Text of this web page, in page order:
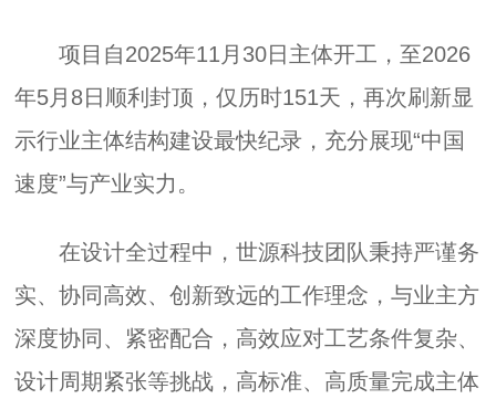
项目自2025年11月30日主体开工，至2026
年5月8日顺利封顶，仅历时151天，再次刷新显
示行业主体结构建设最快纪录，充分展现“中国
速度”与产业实力。
在设计全过程中，世源科技团队秉持严谨务
实、协同高效、创新致远的工作理念，与业主方
深度协同、紧密配合，高效应对工艺条件复杂、
设计周期紧张等挑战，高标准、高质量完成主体